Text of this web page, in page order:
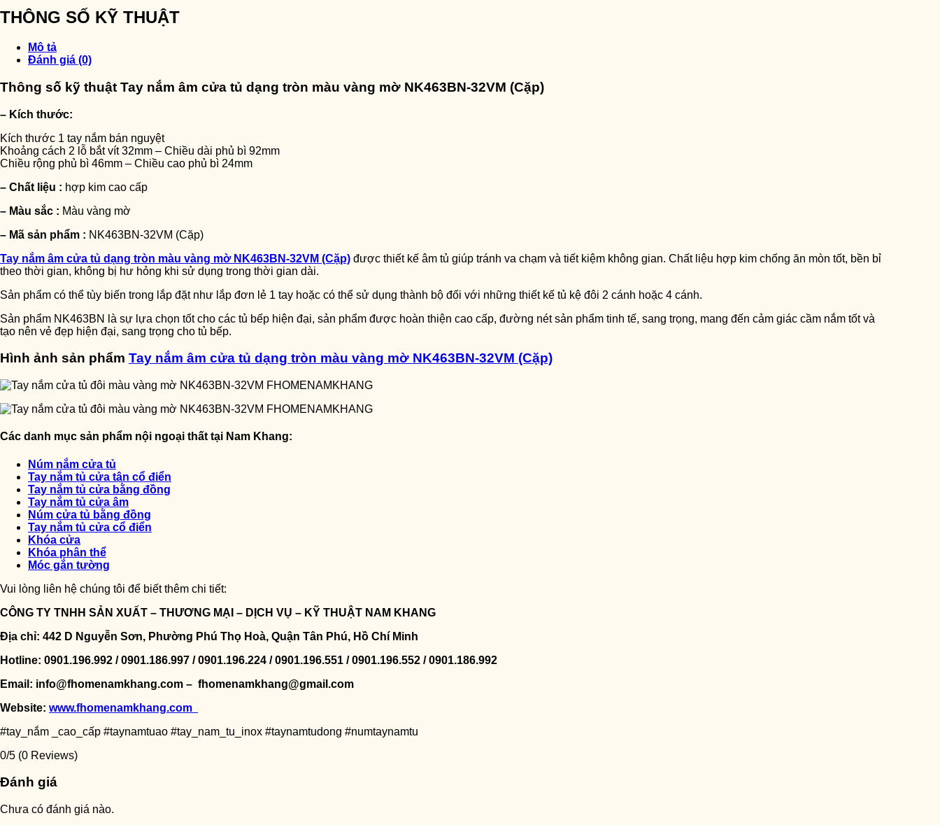
THÔNG SỐ KỸ THUẬT
Mô tả
Đánh giá (0)
Thông số kỹ thuật Tay nắm âm cửa tủ dạng tròn màu vàng mờ NK463BN-32VM (Cặp)
– Kích thước:
Kích thước 1 tay nắm bán nguyệt
Khoảng cách 2 lỗ bắt vít 32mm – Chiều dài phủ bì 92mm
Chiều rộng phủ bì 46mm – Chiều cao phủ bì 24mm
– Chất liệu : hợp kim cao cấp
– Màu sắc : Màu vàng mờ
– Mã sản phẩm : NK463BN-32VM (Cặp)
Tay nắm âm cửa tủ dạng tròn màu vàng mờ NK463BN-32VM (Cặp) được thiết kế âm tủ giúp tránh va chạm và tiết kiệm không gian. Chất liệu hợp kim chống ăn mòn tốt, bền bỉ
theo thời gian, không bị hư hỏng khi sử dụng trong thời gian dài.
Sản phẩm có thể tùy biến trong lắp đặt như lắp đơn lẻ 1 tay hoặc có thể sử dụng thành bộ đối với những thiết kế tủ kệ đôi 2 cánh hoặc 4 cánh.
Sản phẩm NK463BN là sự lựa chọn tốt cho các tủ bếp hiện đại, sản phẩm được hoàn thiện cao cấp, đường nét sản phẩm tinh tế, sang trọng, mang đến cảm giác cầm nắm tốt và
tạo nên vẻ đẹp hiện đại, sang trọng cho tủ bếp.
Hình ảnh sản phẩm Tay nắm âm cửa tủ dạng tròn màu vàng mờ NK463BN-32VM (Cặp)
Các danh mục sản phẩm nội ngoại thất tại Nam Khang:
Núm nắm cửa tủ
Tay nắm tủ cửa tân cổ điển
Tay nắm tủ cửa bằng đồng
Tay nắm tủ cửa âm
Núm cửa tủ bằng đồng
Tay nắm tủ cửa cổ điển
Khóa cửa
Khóa phân thể
Móc gắn tường
Vui lòng liên hệ chúng tôi để biết thêm chi tiết:
CÔNG TY TNHH SẢN XUẤT – THƯƠNG MẠI – DỊCH VỤ – KỸ THUẬT NAM KHANG
Địa chỉ: 442 D Nguyễn Sơn, Phường Phú Thọ Hoà, Quận Tân Phú, Hồ Chí Minh
Hotline: 0901.196.992 / 0901.186.997 / 0901.196.224 / 0901.196.551 / 0901.196.552 / 0901.186.992
Email: info@fhomenamkhang.com – fhomenamkhang@gmail.com
Website: www.fhomenamkhang.com
#tay_nắm _cao_cấp #taynamtuao #tay_nam_tu_inox #taynamtudong #numtaynamtu
0/5 (0 Reviews)
Đánh giá
Chưa có đánh giá nào.